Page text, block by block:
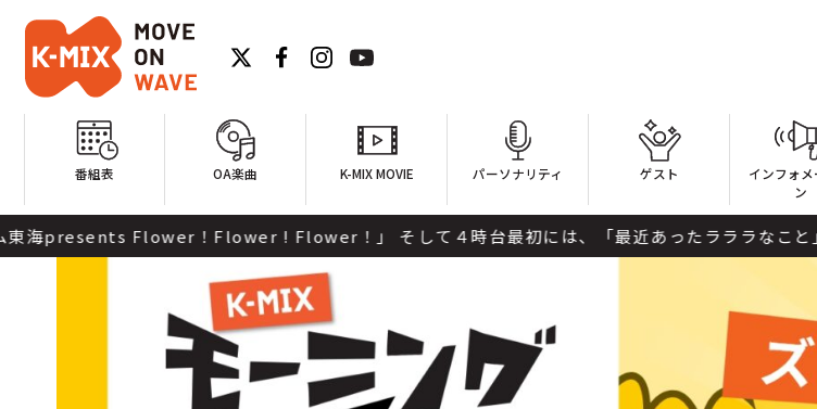
番組表 OA楽曲 K-MIX MOVIE パーソナリティ ゲスト
インフォメ
ン
！Flower ! Flower！」 そして４時台最初には、「最近あったラララなこと」を電話で